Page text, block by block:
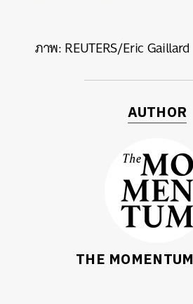
ภาพ: REUTERS/Eric Gaillard
AUTHOR
THE